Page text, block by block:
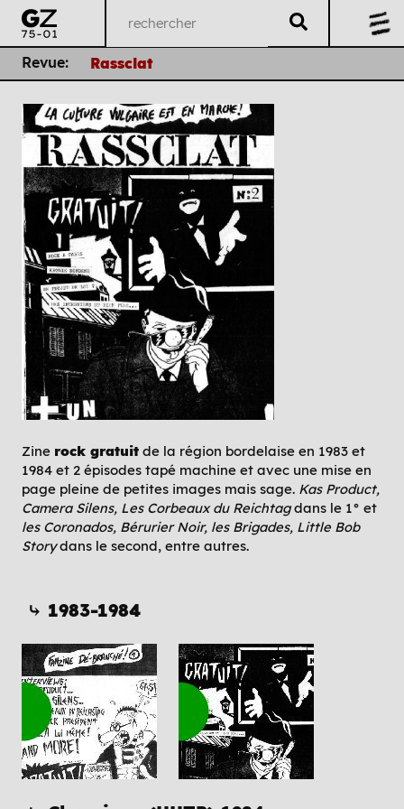
Revue: Rassclat
Zine rock gratuit de la région bordelaise en 1983 et
1984 et 2 épisodes tapé machine et avec une mise en
page pleine de petites images mais sage. Kas Product,
Camera Silens, Les Corbeaux du Reichtagdans le 1° et
les Coronados, Bérurier Noir, les Brigades, Little Bob
Storydans le second, entre autres.
⤷ 1983-1984